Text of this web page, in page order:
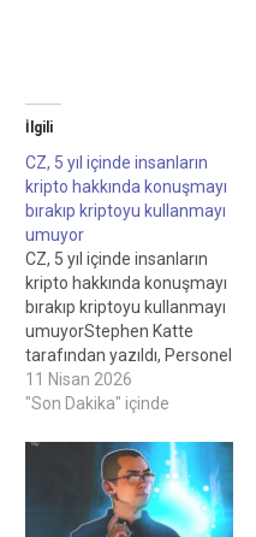
İlgili
CZ, 5 yıl içinde insanların
kripto hakkında konuşmayı
bırakıp kriptoyu kullanmayı
umuyor
CZ, 5 yıl içinde insanların
kripto hakkında konuşmayı
bırakıp kriptoyu kullanmayı
umuyorStephen Katte
tarafından yazıldı, Personel
Yazarı Felix Ng tarafından
incelendi, Personel
insanların kripto hakkında
konuşmayı bırakıp sadece
kripto para birimini
kullanmasını umuyor.10
11 Nisan 2026
"Son Dakika" içinde